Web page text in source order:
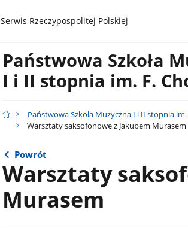
gov.pl
Serwis Rzeczypospolitej Polskiej
Państwowa Szkoła
I i II stopnia im. F.
Państwowa Szkoła Muzyczna I i II stopnia
Warsztaty saksofonowe z Jakubem Murasem
Powrót
Warsztaty
Murasem